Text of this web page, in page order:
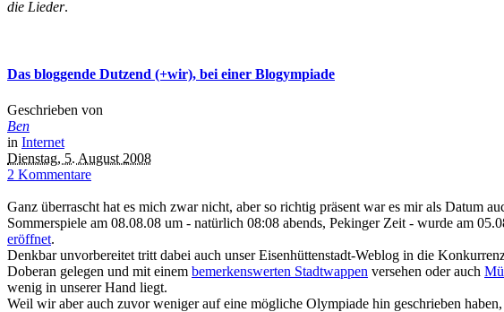
die Lieder.
Das bloggende Dutzend (+wir), bei einer Blogympiade
Geschrieben von
Ben
in Internet
Dienstag, 5. August 2008
2 Kommentare
Ganz überrascht hat es mich zwar nicht, aber so richtig präsent war es mir als
Sommerspiele am 08.08.08 um - natürlich 08:08 abends, Pekinger Zeit - wurde am
eröffnet.
Denkbar unvorbereitet tritt dabei auch unser Eisenhüttenstadt-Weblog in die
Doberan gelegen und mit einem bemerkenswerten Stadtwappen versehen oder auch
wenig in unserer Hand liegt.
Weil wir aber auch zuvor weniger auf eine mögliche Olympiade hin geschrieben